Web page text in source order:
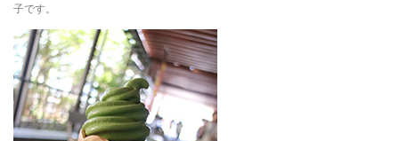
子です。